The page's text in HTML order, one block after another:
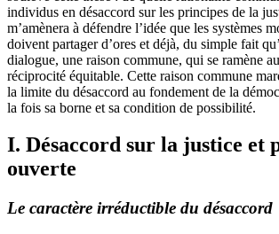
individus en désaccord sur les principes de la
m’amènera à défendre l’idée que les systèmes
doivent partager d’ores et déjà, du simple fait
dialogue, une raison commune, qui se ramène
réciprocité équitable. Cette raison commune
la limite du désaccord au fondement de la
la fois sa borne et sa condition de possibilité.
I. Désaccord sur la justice et
ouverte
Le caractère irréductible du désaccord